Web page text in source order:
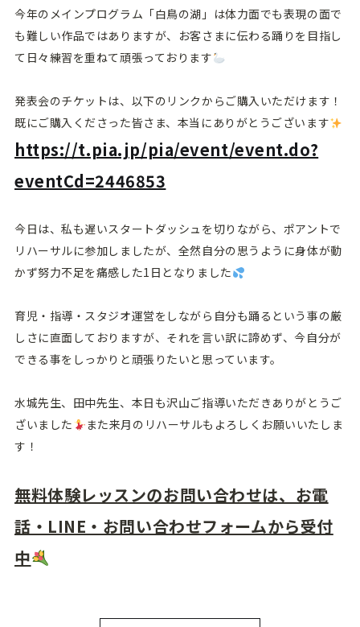
今年のメインプログラム「白鳥の湖」は体力面でも表現の面で
も難しい作品ではありますが、お客さまに伝わる踊りを目指し
て日々練習を重ねて頑張っております
発表会のチケットは、以下のリンクからご購入いただけます！
既にご購入くださった皆さま、本当にありがとうございます
https://t.pia.jp/pia/event/event.do?
eventCd=2446853
今日は、私も遅いスタートダッシュを切りながら、ポアントで
リハーサルに参加しましたが、全然自分の思うように身体が動
かず努力不足を痛感した1日となりました
育児・指導・スタジオ運営をしながら自分も踊るという事の厳
しさに直面しておりますが、それを言い訳に諦めず、今自分が
できる事をしっかりと頑張りたいと思っています。
水城先生、田中先生、本日も沢山ご指導いただきありがとうご
ざいました
また来月のリハーサルもよろしくお願いいたしま
す！
無料体験レッスンのお問い合わせは、お電
話・LINE・お問い合わせフォームから受付
中